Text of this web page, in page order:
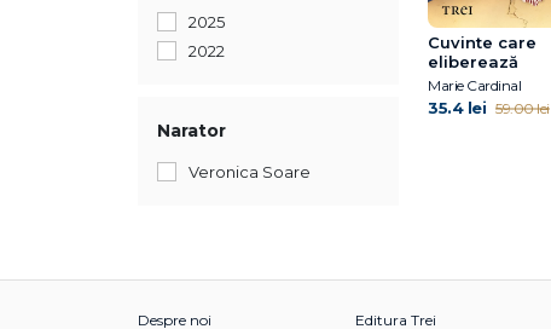
2025
2022
Narator
Veronica Soare
Cuvinte care
eliberează
Marie Cardinal
35.4 lei 59.00 lei
Despre noi Editura Trei